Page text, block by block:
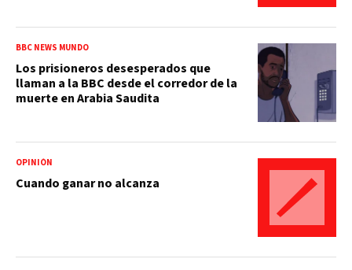
BBC NEWS MUNDO
Los prisioneros desesperados que
llaman a la BBC desde el corredor de la
muerte en Arabia Saudita
OPINIÓN
Cuando ganar no alcanza